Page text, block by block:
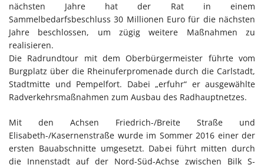
nächsten Jahre hat der Rat in einem
Sammelbedarfsbeschluss 30 Millionen Euro für die nächsten
Jahre beschlossen, um zügig weitere Maßnahmen zu
realisieren.
Die Radrundtour mit dem Oberbürgermeister führte vom
Burgplatz über die Rheinuferpromenade durch die Carlstadt,
Stadtmitte und Pempelfort. Dabei „erfuhr“ er ausgewählte
Radverkehrsmaßnahmen zum Ausbau des Radhauptnetzes.
Mit den Achsen Friedrich-/Breite Straße und
Elisabeth-/Kasernenstraße wurde im Sommer 2016 einer der
ersten Bauabschnitte umgesetzt. Dabei führt mitten durch
die Innenstadt auf der Nord-Süd-Achse zwischen Bilk S-